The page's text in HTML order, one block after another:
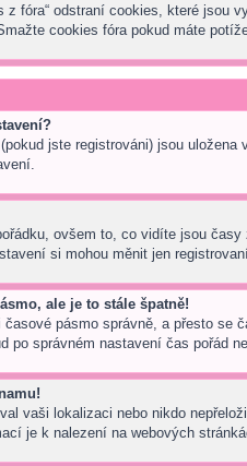
z fóra“ odstraní cookies, které jsou
cookies fóra pokud máte
jste registrováni) jsou
ovšem to, co vidíte jsou
si mohou měnit jen
ale je to stále špatně!
pásmo správně, a přesto se
po správném nastavení čas pořád
vaši lokalizaci nebo nikdo
je k nalezení na webových